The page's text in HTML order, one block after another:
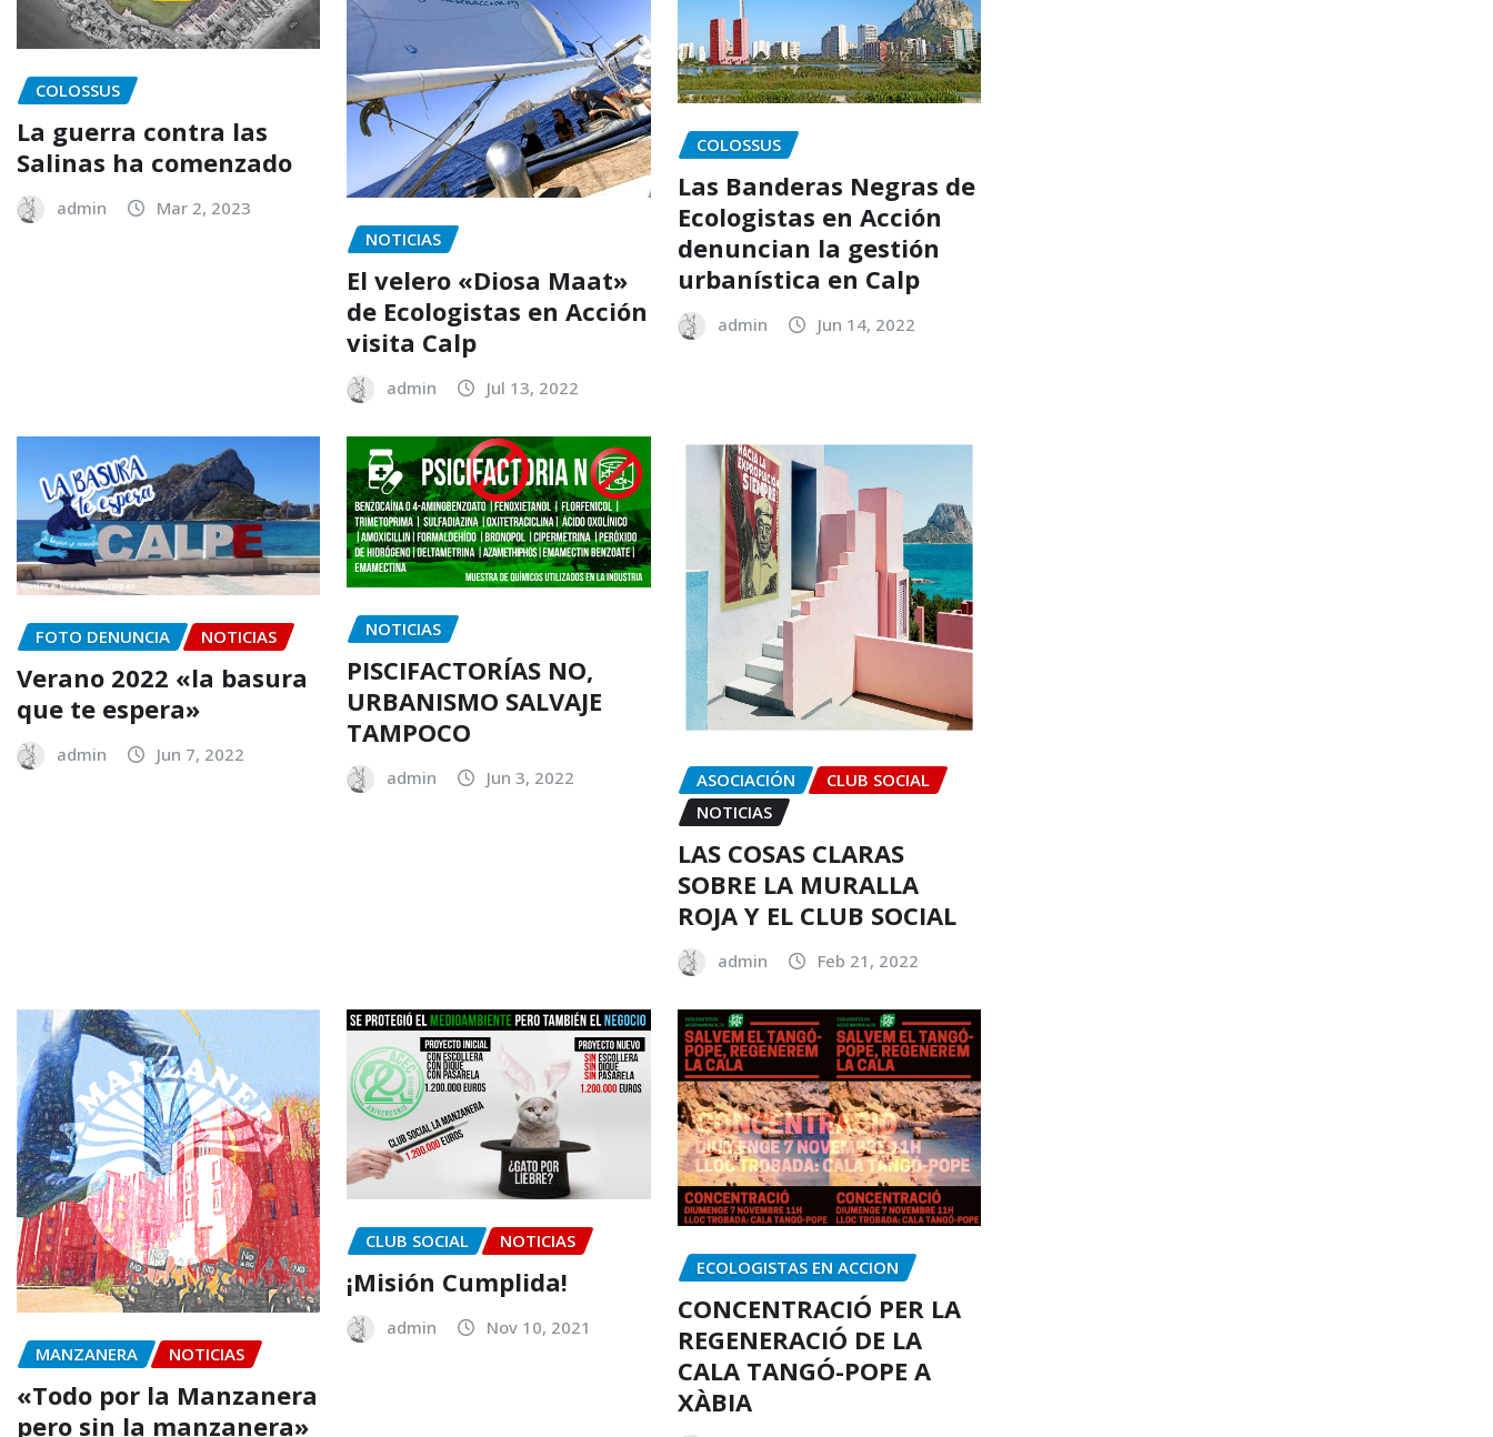
COLOSSUS
La guerra contra las
Salinas ha comenzado
admin
Mar 2, 2023
NOTICIAS
El velero «Diosa Maat»
de Ecologistas en Acción
visita Calp
admin Jul 13, 2022
COLOSSUS
Las Banderas Negras de
Ecologistas en Acción
denuncian la gestión
urbanística en Calp
admin Jun 14, 2022
FOTO DENUNCIA NOTICIAS
Verano 2022 «la basura
que te espera»
admin Jun 7, 2022
NOTICIAS
PISCIFACTORÍAS NO,
URBANISMO SALVAJE
TAMPOCO
admin Jun 3, 2022 ASOCIACIÓN
CLUB SOCIAL
NOTICIAS
LAS COSAS CLARAS
SOBRE LA MURALLA
ROJA Y EL CLUB SOCIAL
admin Feb 21, 2022
MANZANERA NOTICIAS
«Todo por la Manzanera
pero sin la manzanera»
CLUB SOCIAL NOTICIAS
¡Misión Cumplida!
admin Nov 10, 2021
ECOLOGISTAS EN ACCION
CONCENTRACIÓ PER LA
REGENERACIÓ DE LA
CALA TANGÓ-POPE A
XÀBIA